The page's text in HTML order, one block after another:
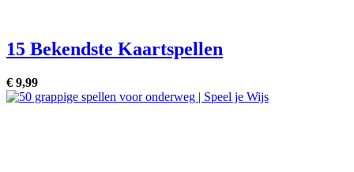
15 Bekendste Kaartspellen
€ 9,99